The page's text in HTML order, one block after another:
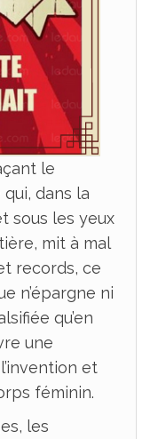
le
dans la
sous les yeux
mit à mal
records, ce
n’épargne ni
qu’en
une
et
féminin.
les